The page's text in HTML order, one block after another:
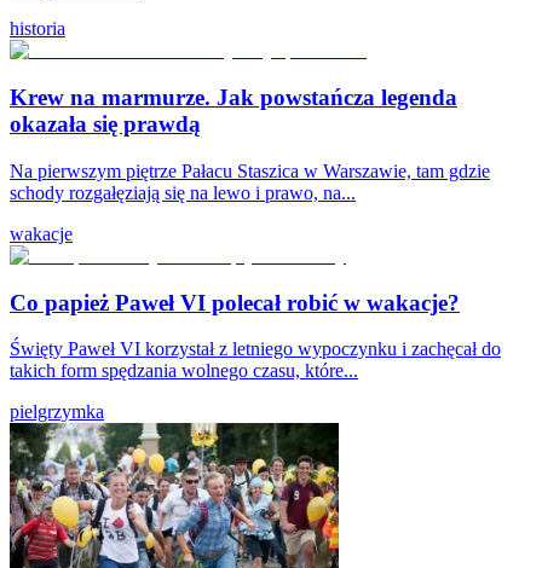
historia
Krew na marmurze. Jak powstańcza legenda
okazała się prawdą
Na pierwszym piętrze Pałacu Staszica w Warszawie, tam gdzie
schody rozgałęziają się na lewo i prawo, na...
wakacje
Co papież Paweł VI polecał robić w wakacje?
Święty Paweł VI korzystał z letniego wypoczynku i zachęcał do
takich form spędzania wolnego czasu, które...
pielgrzymka